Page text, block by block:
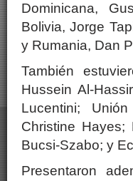
Dominicana,
Bolivia, Jorge
y Rumania, Dan
También
Hussein Al-
Lucentini;
Christine
Bucsi-Szabo; y
Presentaron